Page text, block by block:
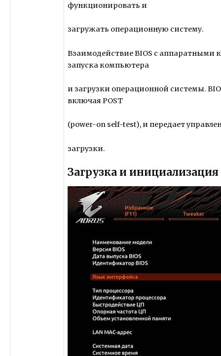
функционировать и
загружать операционную систему.
Взаимодействие BIOS с аппаратными
запуска компьютера
и загрузки операционной системы.
включая POST
(power-on self-test), и передает
загрузки.
Загрузка и инициализация